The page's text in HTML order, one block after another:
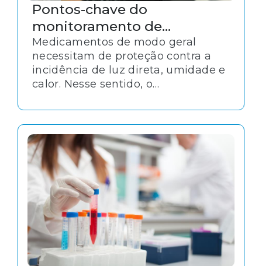
Pontos-chave do
monitoramento de
temperatura de
medicamentos termolábeis
Medicamentos de modo geral
necessitam de proteção contra a
incidência de luz direta, umidade e
calor. Nesse sentido, o
particularmente crítico para alguns
produtos e deve acompanhar todo
o processo de conservação e
transporte de medicamentos.